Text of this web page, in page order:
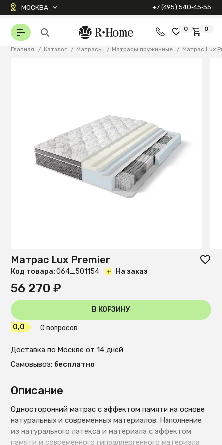
МОСКВА +7 (495) 540‑45‑55
0 0
Главная / Каталог / Матрасы / Матрасы пружинные / Матрас Lux
Описание
Односторонний матрас с эффектом памяти на основе
натуральных и современных материалов. Наполнение
из натурального латекса и материала с эффектом
памяти и современного гипоаллергенного материала
Матрас Lux Premier
Код товара: O64_501154 На заказ
56 270 ₽
В КОРЗИНУ
0,0 0 вопросов
Доставка по Москве от 14 дней
Самовывоз: бесплатно